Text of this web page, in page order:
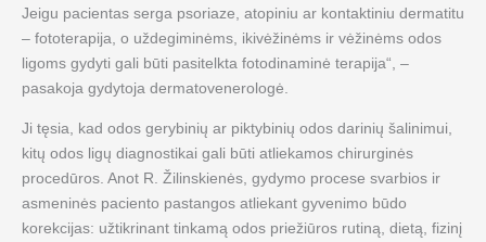
Jeigu pacientas serga psoriaze, atopiniu ar kontaktiniu dermatitu
– fototerapija, o uždegiminėms, ikivėžinėms ir vėžinėms odos
ligoms gydyti gali būti pasitelkta fotodinaminė terapija“, –
pasakoja gydytoja dermatovenerologė.
Ji tęsia, kad odos gerybinių ar piktybinių odos darinių šalinimui,
kitų odos ligų diagnostikai gali būti atliekamos chirurginės
procedūros. Anot R. Žilinskienės, gydymo procese svarbios ir
asmeninės paciento pastangos atliekant gyvenimo būdo
korekcijas: užtikrinant tinkamą odos priežiūros rutiną, dietą, fizinį